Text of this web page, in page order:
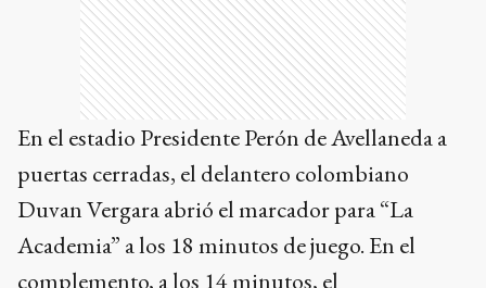
Academia” a los 18 minutos de juego. En el
complemento, a los 14 minutos, el
mediocampista Matko Miljevic selló la victoria.
Con este resultado, el equipo dirigido
interinamente por Sebastián Romero cierra
decorosamente su participación en esta Copa
Sudamericana en la cual quedó eliminado en la
anterior fecha ante Caracas de Venezuela en